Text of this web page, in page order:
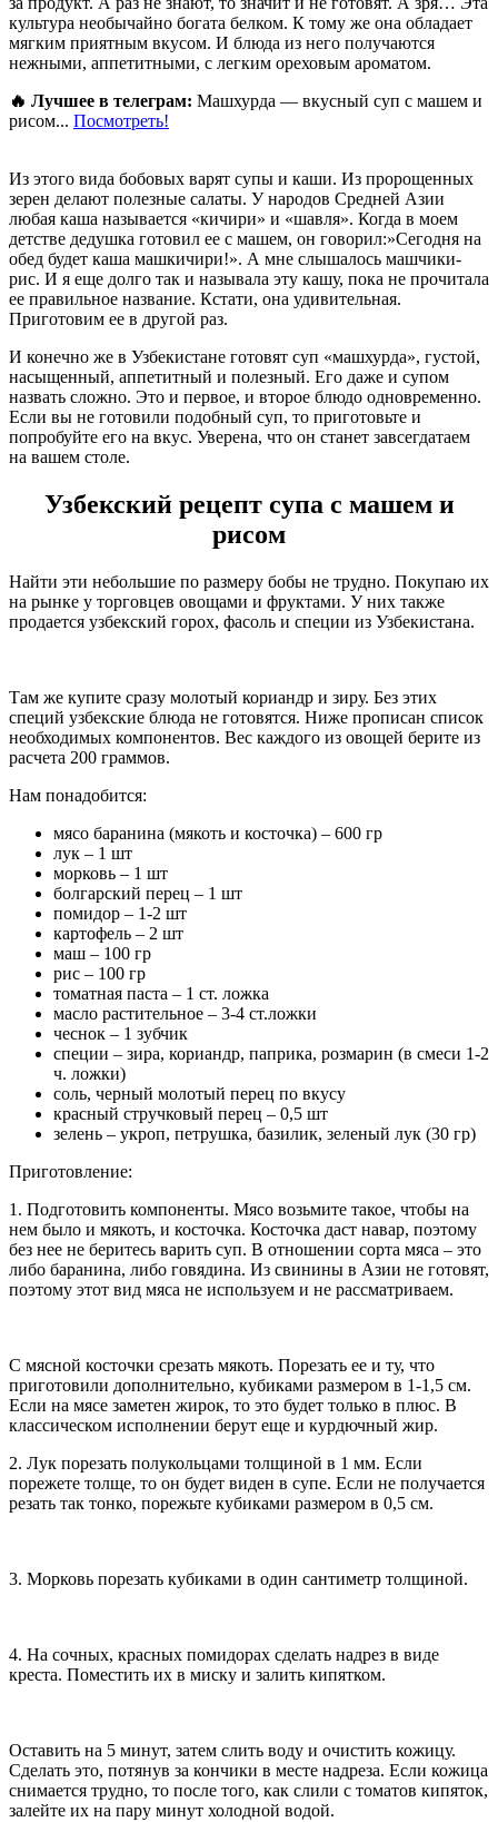
культура необычайно богата белком. К тому же она обладает
мягким приятным вкусом. И блюда из него получаются
нежными, аппетитными, с легким ореховым ароматом.
🔥 Лучшее в телеграм: Машхурда — вкусный суп с машем и
рисом... Посмотреть!
Из этого вида бобовых варят супы и каши. Из пророщенных
зерен делают полезные салаты. У народов Средней Азии
любая каша называется «кичири» и «шавля». Когда в моем
детстве дедушка готовил ее с машем, он говорил:»Сегодня на
обед будет каша машкичири!». А мне слышалось машчики-
рис. И я еще долго так и называла эту кашу, пока не прочитала
ее правильное название. Кстати, она удивительная.
Приготовим ее в другой раз.
И конечно же в Узбекистане готовят суп «машхурда», густой,
насыщенный, аппетитный и полезный. Его даже и супом
назвать сложно. Это и первое, и второе блюдо одновременно.
Если вы не готовили подобный суп, то приготовьте и
попробуйте его на вкус. Уверена, что он станет завсегдатаем
на вашем столе.
Узбекский рецепт супа с машем и
рисом
Найти эти небольшие по размеру бобы не трудно. Покупаю их
на рынке у торговцев овощами и фруктами. У них также
продается узбекский горох, фасоль и специи из Узбекистана.
Там же купите сразу молотый кориандр и зиру. Без этих
специй узбекские блюда не готовятся. Ниже прописан список
необходимых компонентов. Вес каждого из овощей берите из
расчета 200 граммов.
Нам понадобится:
мясо баранина (мякоть и косточка) – 600 гр
лук – 1 шт
морковь – 1 шт
болгарский перец – 1 шт
помидор – 1-2 шт
картофель – 2 шт
маш – 100 гр
рис – 100 гр
томатная паста – 1 ст. ложка
масло растительное – 3-4 ст.ложки
чеснок – 1 зубчик
специи – зира, кориандр, паприка, розмарин (в смеси 1-2
ч. ложки)
соль, черный молотый перец по вкусу
красный стручковый перец – 0,5 шт
зелень – укроп, петрушка, базилик, зеленый лук (30 гр)
Приготовление:
1. Подготовить компоненты. Мясо возьмите такое, чтобы на
нем было и мякоть, и косточка. Косточка даст навар, поэтому
без нее не беритесь варить суп. В отношении сорта мяса – это
либо баранина, либо говядина. Из свинины в Азии не готовят,
поэтому этот вид мяса не используем и не рассматриваем.
С мясной косточки срезать мякоть. Порезать ее и ту, что
приготовили дополнительно, кубиками размером в 1-1,5 см.
Если на мясе заметен жирок, то это будет только в плюс. В
классическом исполнении берут еще и курдючный жир.
2. Лук порезать полукольцами толщиной в 1 мм. Если
порежете толще, то он будет виден в супе. Если не получается
резать так тонко, порежьте кубиками размером в 0,5 см.
3. Морковь порезать кубиками в один сантиметр толщиной.
4. На сочных, красных помидорах сделать надрез в виде
креста. Поместить их в миску и залить кипятком.
Оставить на 5 минут, затем слить воду и очистить кожицу.
Сделать это, потянув за кончики в месте надреза. Если кожица
снимается трудно, то после того, как слили с томатов кипяток,
залейте их на пару минут холодной водой.